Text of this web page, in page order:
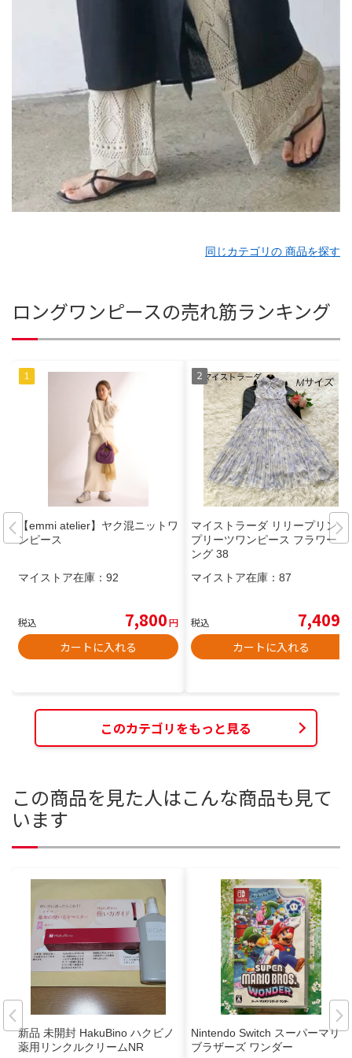
同じカテゴリの 商品を探す
ロングワンピースの売れ筋ランキング
【emmi atelier】ヤク混ニットワ
ンピース
マイストア在庫： 92
税込 7,800円
カートに入れる
マイストラーダ リリープリント
プリーツワンピース フラワー ロ
ング 38
マイストア在庫： 87
税込 7,409
カートに入れる
このカテゴリをもっと見る
この商品を見た人はこんな商品も見て
います
新品 未開封 HakuBino ハクビノ
薬用リンクルクリームNR
Nintendo Switch スーパーマリオ
ブラザーズ ワンダー